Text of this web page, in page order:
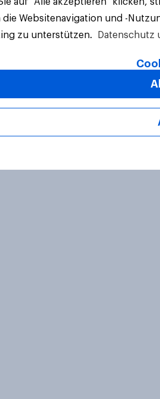
die Websitenavigation und -
zu unterstützen.
Datenschutz